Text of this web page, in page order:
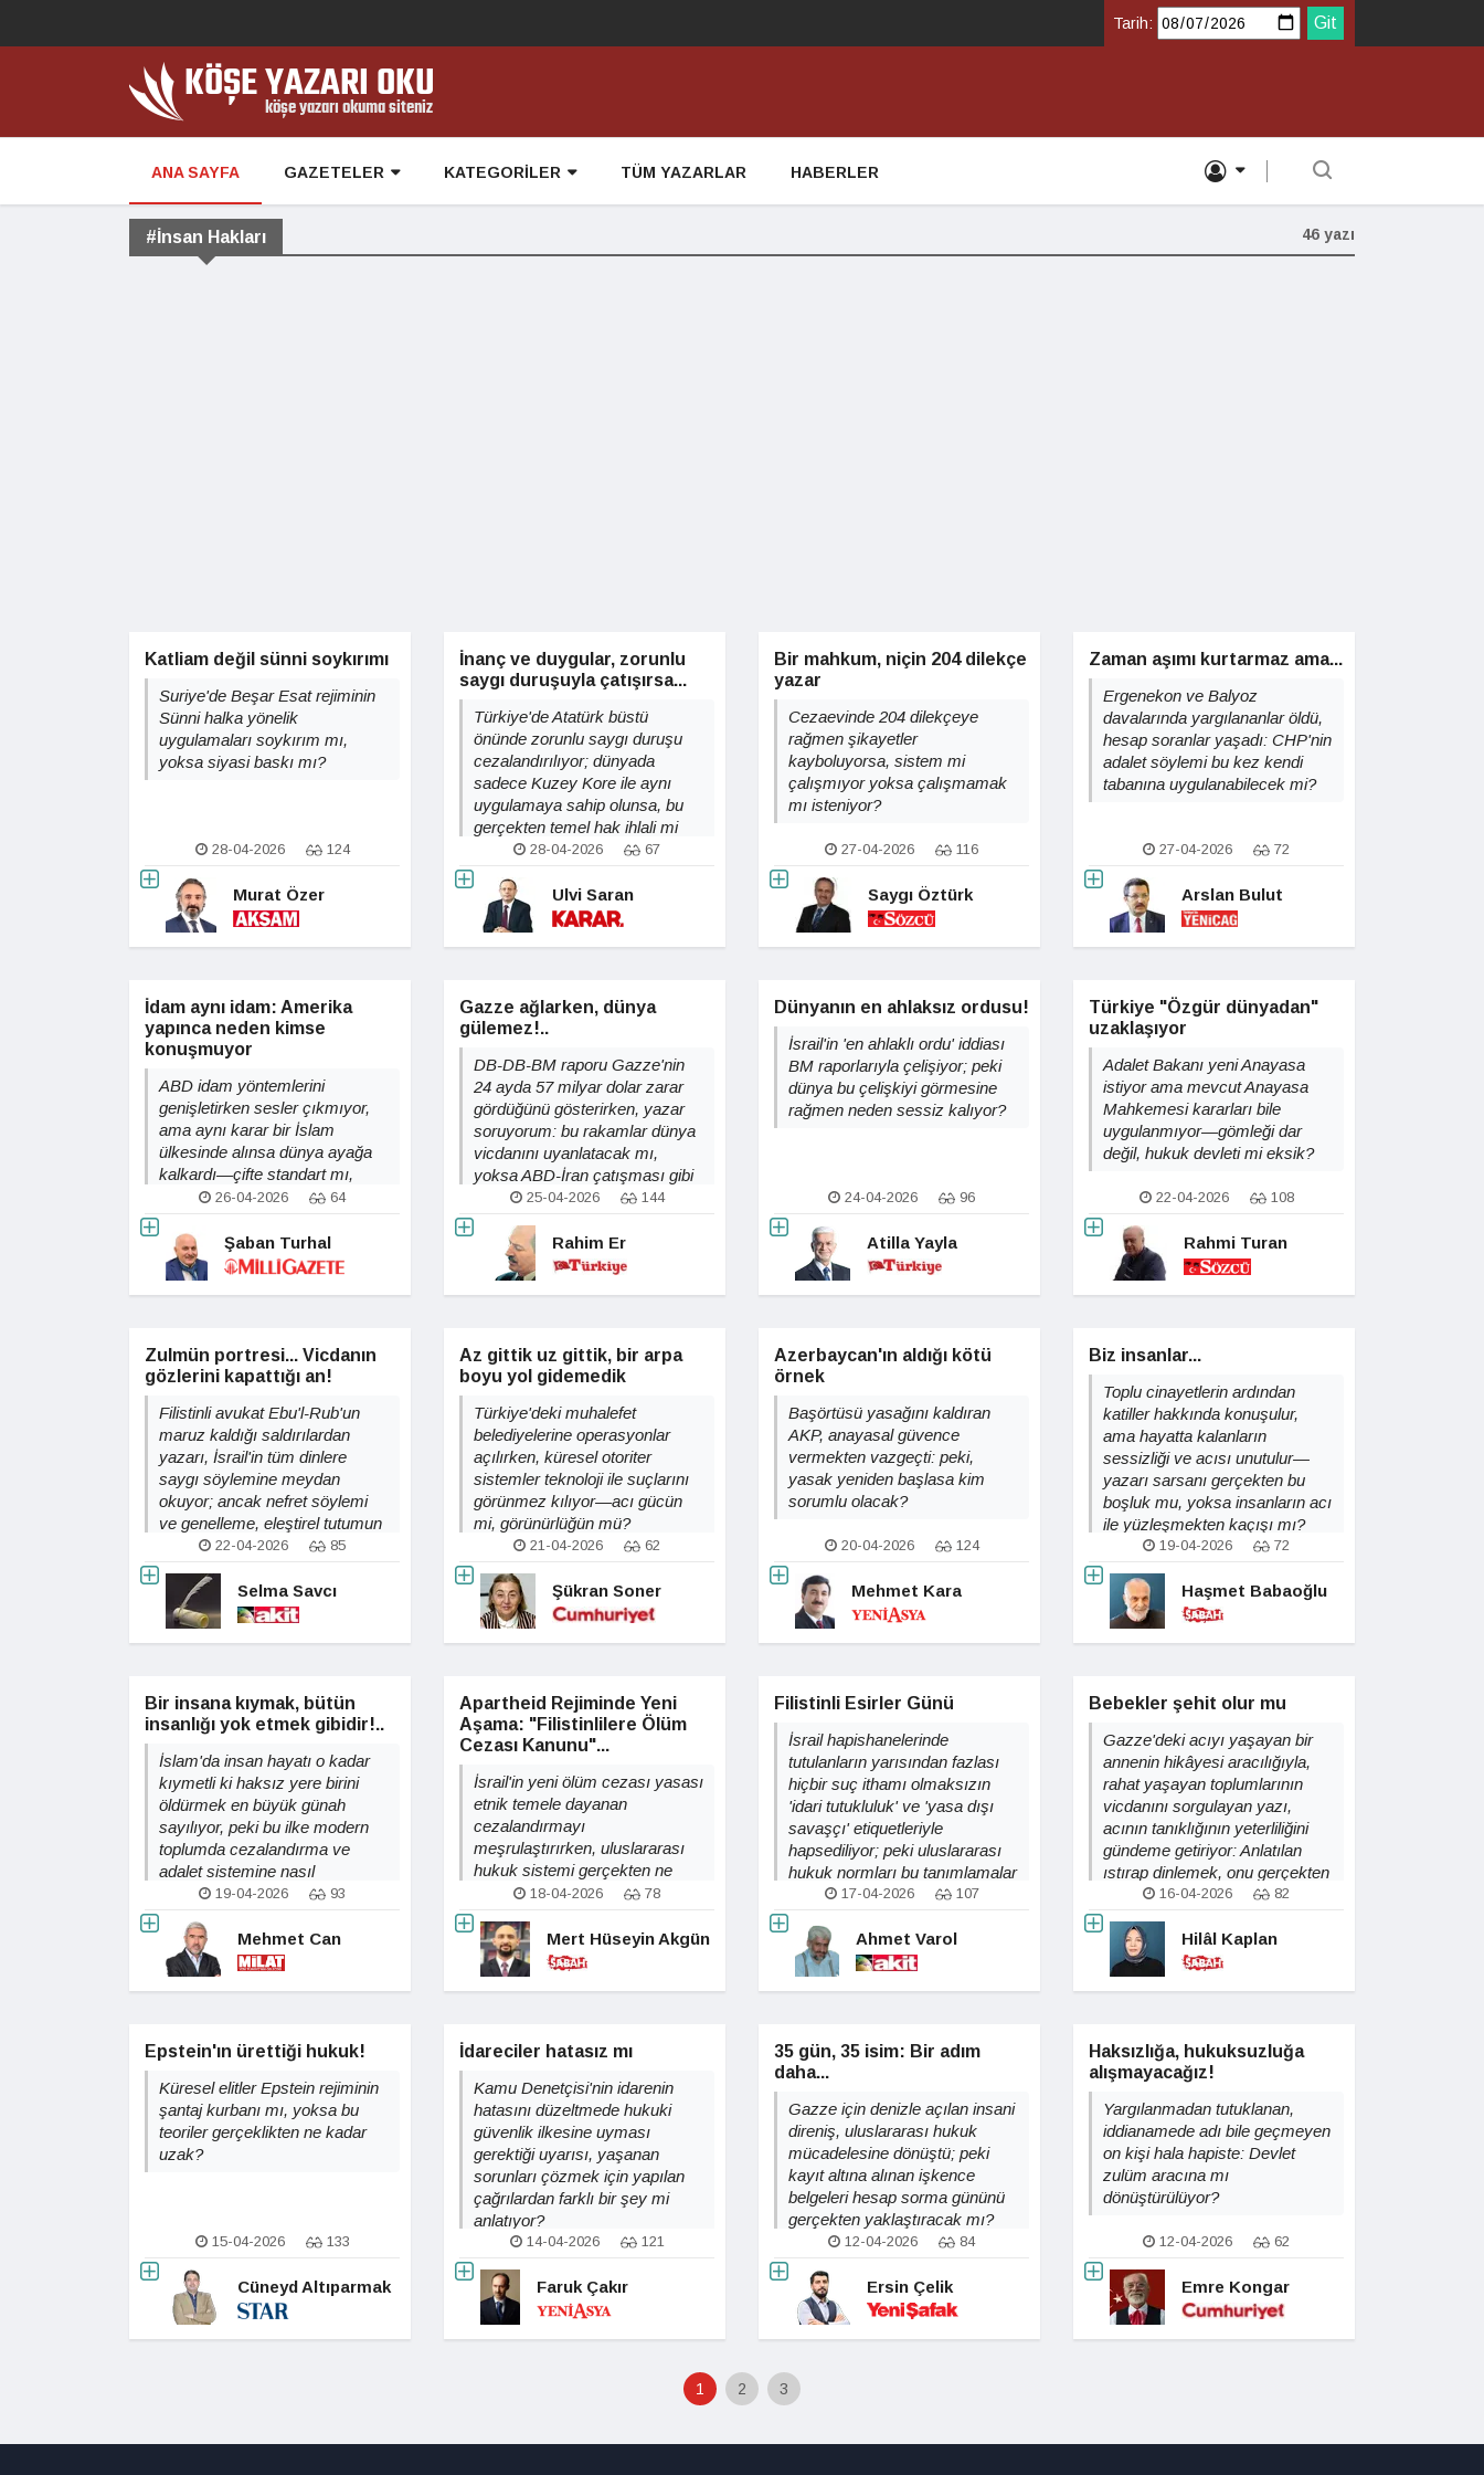
Tarih:
ANA SAYFA GAZETELER KATEGORİLER TÜM YAZARLAR HABERLER
#İnsan Hakları 46 yazı
Katliam değil sünni soykırımı
Suriye'de Beşar Esat rejiminin
Sünni halka yönelik
uygulamaları soykırım mı,
yoksa siyasi baskı mı?
28-04-2026 124
Murat Özer
İnanç ve duygular, zorunlu
saygı duruşuyla çatışırsa...
Türkiye'de Atatürk büstü
önünde zorunlu saygı duruşu
cezalandırılıyor; dünyada
sadece Kuzey Kore ile aynı
uygulamaya sahip olunsa, bu
gerçekten temel hak ihlali mi
yoksa milli kimlik kurmanın
28-04-2026 67
Ulvi Saran
Bir mahkum, niçin 204 dilekçe
yazar
Cezaevinde 204 dilekçeye
rağmen şikayetler
kayboluyorsa, sistem mi
çalışmıyor yoksa çalışmamak
mı isteniyor?
27-04-2026 116
Saygı Öztürk
Zaman aşımı kurtarmaz ama...
Ergenekon ve Balyoz
davalarında yargılananlar öldü,
hesap soranlar yaşadı: CHP'nin
adalet söylemi bu kez kendi
tabanına uygulanabilecek mi?
27-04-2026 72
Arslan Bulut
İdam aynı idam: Amerika
yapınca neden kimse
konuşmuyor
ABD idam yöntemlerini
genişletirken sesler çıkmıyor,
ama aynı karar bir İslam
ülkesinde alınsa dünya ayağa
kalkardı—çifte standart mı,
yoksa seçici kaygı mı?
26-04-2026 64
Şaban Turhal
Gazze ağlarken, dünya
gülemez!..
DB-DB-BM raporu Gazze'nin
24 ayda 57 milyar dolar zarar
gördüğünü gösterirken, yazar
soruyorum: bu rakamlar dünya
vicdanını uyanlatacak mı,
yoksa ABD-İran çatışması gibi
başka konular unutturmak için
25-04-2026 144
Rahim Er
Dünyanın en ahlaksız ordusu!
İsrail'in 'en ahlaklı ordu' iddiası
BM raporlarıyla çelişiyor; peki
dünya bu çelişkiyi görmesine
rağmen neden sessiz kalıyor?
24-04-2026 96
Atilla Yayla
Türkiye "Özgür dünyadan"
uzaklaşıyor
Adalet Bakanı yeni Anayasa
istiyor ama mevcut Anayasa
Mahkemesi kararları bile
uygulanmıyor—gömleği dar
değil, hukuk devleti mi eksik?
22-04-2026 108
Rahmi Turan
Zulmün portresi... Vicdanın
gözlerini kapattığı an!
Filistinli avukat Ebu'l-Rub'un
maruz kaldığı saldırılardan
yazarı, İsrail'in tüm dinlere
saygı söylemine meydan
okuyor; ancak nefret söylemi
ve genelleme, eleştirel tutumun
gücünü azaltmaz mı?
22-04-2026 85
Selma Savcı
Az gittik uz gittik, bir arpa
boyu yol gidemedik
Türkiye'deki muhalefet
belediyelerine operasyonlar
açılırken, küresel otoriter
sistemler teknoloji ile suçlarını
görünmez kılıyor—acı gücün
mi, görünürlüğün mü?
21-04-2026 62
Şükran Soner
Azerbaycan'ın aldığı kötü
örnek
Başörtüsü yasağını kaldıran
AKP, anayasal güvence
vermekten vazgeçti: peki,
yasak yeniden başlasa kim
sorumlu olacak?
20-04-2026 124
Mehmet Kara
Biz insanlar...
Toplu cinayetlerin ardından
katiller hakkında konuşulur,
ama hayatta kalanların
sessizliği ve acısı unutulur—
yazarı sarsanı gerçekten bu
boşluk mu, yoksa insanların acı
ile yüzleşmekten kaçışı mı?
19-04-2026 72
Haşmet Babaoğlu
Bir insana kıymak, bütün
insanlığı yok etmek gibidir!..
İslam'da insan hayatı o kadar
kıymetli ki haksız yere birini
öldürmek en büyük günah
sayılıyor, peki bu ilke modern
toplumda cezalandırma ve
adalet sistemine nasıl
yansıyor?19-04-2026 93
Mehmet Can
Apartheid Rejiminde Yeni
Aşama: "Filistinlilere Ölüm
Cezası Kanunu"...
İsrail'in yeni ölüm cezası yasası
etnik temele dayanan
cezalandırmayı
meşrulaştırırken, uluslararası
hukuk sistemi gerçekten ne
kadar bağlayıcı kalıyor?
18-04-2026 78
Mert Hüseyin Akgün
Filistinli Esirler Günü
İsrail hapishanelerinde
tutulanların yarısından fazlası
hiçbir suç ithamı olmaksızın
'idari tutukluluk' ve 'yasa dışı
savaşçı' etiquetleriyle
hapsediliyor; peki uluslararası
hukuk normları bu tanımlamalar
altında ne söylüyor?
17-04-2026 107
Ahmet Varol
Bebekler şehit olur mu
Gazze'deki acıyı yaşayan bir
annenin hikâyesi aracılığıyla,
rahat yaşayan toplumlarının
vicdanını sorgulayan yazı,
acının tanıklığının yeterliliğini
gündeme getiriyor: Anlatılan
ıstırap dinlemek, onu gerçekten
anlamamız için yeterli midir?
16-04-2026 82
Hilâl Kaplan
Epstein'ın ürettiği hukuk!
Küresel elitler Epstein rejiminin
şantaj kurbanı mı, yoksa bu
teoriler gerçeklikten ne kadar
uzak?
15-04-2026 133
Cüneyd Altıparmak
İdareciler hatasız mı
Kamu Denetçisi'nin idarenin
hatasını düzeltmede hukuki
güvenlik ilkesine uyması
gerektiği uyarısı, yaşanan
sorunları çözmek için yapılan
çağrılardan farklı bir şey mi
anlatıyor?
14-04-2026 121
Faruk Çakır
35 gün, 35 isim: Bir adım
daha...
Gazze için denizle açılan insani
direniş, uluslararası hukuk
mücadelesine dönüştü; peki
kayıt altına alınan işkence
belgeleri hesap sorma gününü
gerçekten yaklaştıracak mı?
12-04-2026 84
Ersin Çelik
Haksızlığa, hukuksuzluğa
alışmayacağız!
Yargılanmadan tutuklanan,
iddianamede adı bile geçmeyen
on kişi hala hapiste: Devlet
zulüm aracına mı
dönüştürülüyor?
12-04-2026 62
Emre Kongar
1 2 3